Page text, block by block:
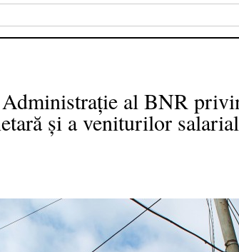
al BNR
și a veniturilor